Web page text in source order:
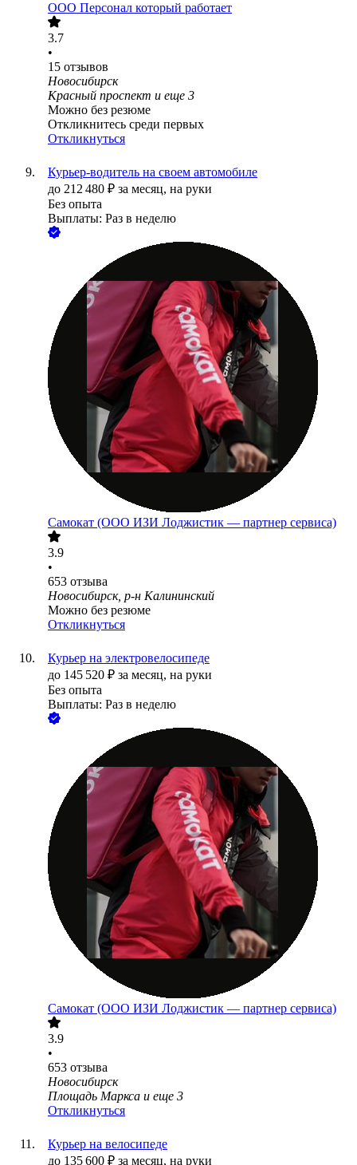
ООО Персонал который работает
3.7
•
15 отзывов
Новосибирск
Красный проспект и еще 3
Можно без резюме
Откликнитесь среди первых
Откликнуться
Курьер-водитель на своем автомобиле
до 212 480 ₽ за месяц, на руки
Без опыта
Выплаты: Раз в неделю
Самокат (ООО ИЗИ Лоджистик — партнер сервиса)
3.9
•
653 отзыва
Новосибирск, р-н Калининский
Можно без резюме
Откликнуться
Курьер на электровелосипеде
до 145 520 ₽ за месяц, на руки
Без опыта
Выплаты: Раз в неделю
Самокат (ООО ИЗИ Лоджистик — партнер сервиса)
3.9
•
653 отзыва
Новосибирск
Площадь Маркса и еще 3
Откликнуться
Курьер на велосипеде
до 135 600 ₽ за месяц, на руки